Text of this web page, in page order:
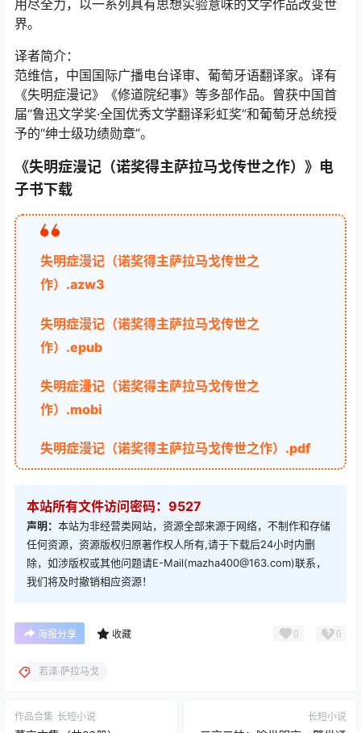
用尽全力，以一系列具有思想实验意味的文学作品改变世
界。
译者简介：
范维信，中国国际广播电台译审、葡萄牙语翻译家。译有
《失明症漫记》《修道院纪事》等多部作品。曾获中国首
届“鲁迅文学奖·全国优秀文学翻译彩虹奖”和葡萄牙总统授
予的“绅士级功绩勋章”。
《失明症漫记（诺奖得主萨拉马戈传世之作）》电
子书下载
失明症漫记（诺奖得主萨拉马戈传世之
作）.azw3
失明症漫记（诺奖得主萨拉马戈传世之
作）.epub
失明症漫记（诺奖得主萨拉马戈传世之
作）.mobi
失明症漫记（诺奖得主萨拉马戈传世之作）.pdf
本站所有文件访问密码：9527
声明： 本站为非经营类网站，资源全部来源于网络，不制作和存储
任何资源，资源版权归原著作权人所有,请于下载后24小时内删
除，如涉版权或其他问题请E-Mail(mazha400@163.com)联系，
我们将及时撤销相应资源！
海报分享 收藏 0 0
若泽·萨拉马戈
作品合集 长短小说 长短小说